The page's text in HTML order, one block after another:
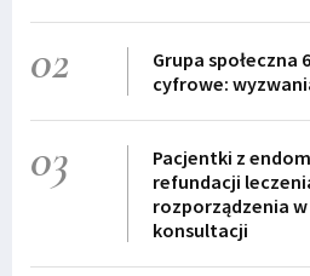
02
Grupa społeczna
cyfrowe:
03
Pacjentki z
refundacji
rozporządzenia
konsultacji